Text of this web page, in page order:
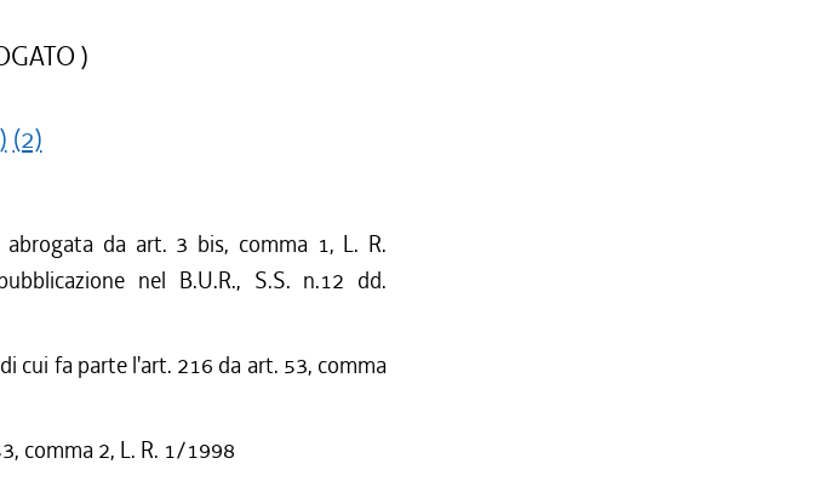
)
(2)
da art. 3 bis, comma 1, L. R.
nel B.U.R., S.S. n.12 dd.
cui fa parte l'art. 216 da art. 53, comma
comma 2, L. R. 1/1998